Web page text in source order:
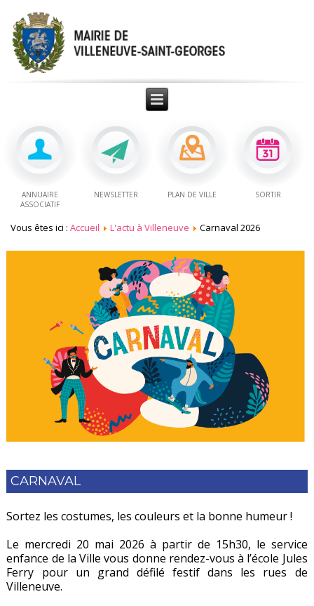
ANNUAIRE
ASSOCIATIF
NEWSLETTER PLAN DE VILLE SORTIR
Vous êtes ici :Accueil L'actu à Villeneuve Carnaval 2026
CARNAVAL
Sortez les costumes, les couleurs et la bonne humeur !
Le mercredi 20 mai 2026 à partir de 15h30, le service
enfance de la Ville vous donne rendez-vous à l’école Jules
Ferry pour un grand défilé festif dans les rues de
Villeneuve.